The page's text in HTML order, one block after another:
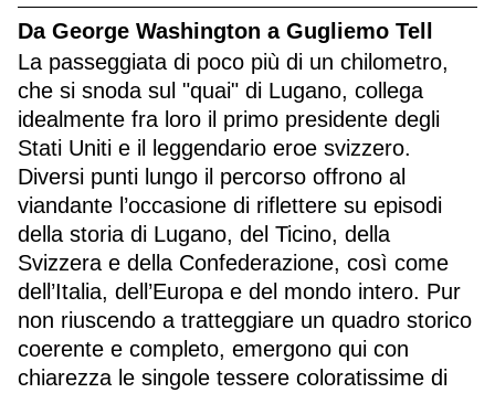
Da George Washington a Gugliemo Tell
La passeggiata di poco più di un chilometro,
che si snoda sul "quai" di Lugano, collega
idealmente fra loro il primo presidente degli
Stati Uniti e il leggendario eroe svizzero.
Diversi punti lungo il percorso offrono al
viandante l’occasione di riflettere su episodi
della storia di Lugano, del Ticino, della
Svizzera e della Confederazione, così come
dell’Italia, dell’Europa e del mondo intero. Pur
non riuscendo a tratteggiare un quadro storico
coerente e completo, emergono qui con
chiarezza le singole tessere coloratissime di